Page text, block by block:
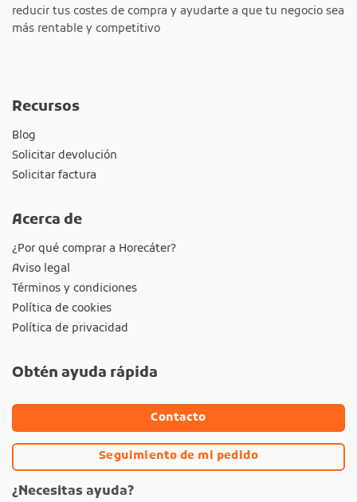
reducir tus costes de compra y ayudarte a que tu negocio sea
más rentable y competitivo
Recursos
Blog
Solicitar devolución
Solicitar factura
Acerca de
¿Por qué comprar a Horecáter?
Aviso legal
Términos y condiciones
Política de cookies
Política de privacidad
Obtén ayuda rápida
Contacto
Seguimiento de mi pedido
¿Necesitas ayuda?